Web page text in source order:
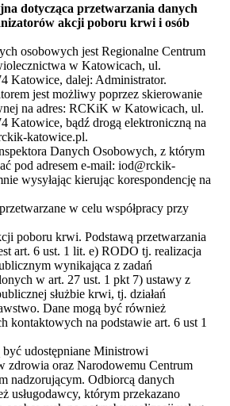
dotycząca przetwarzania danych
akcji poboru krwi i osób
osobowych jest Regionalne Centrum
w Katowicach, ul.
Katowice, dalej: Administrator.
jest możliwy poprzez skierowanie
na adres: RCKiK w Katowicach, ul.
Katowice, bądź drogą elektroniczną na
katowice.pl.
Danych Osobowych, z którym
pod adresem e-mail: iod@rckik-
wysyłając kierując korespondencję na
w celu współpracy przy
poboru krwi. Podstawą przetwarzania
art. 6 ust. 1 lit. e) RODO tj. realizacja
wynikająca z zadań
w art. 27 ust. 1 pkt 7) ustawy z
służbie krwi, tj. działań
Dane mogą być również
kontaktowych na podstawie art. 6 ust 1
udostępniane Ministrowi
zdrowia oraz Narodowemu Centrum
nadzorującym. Odbiorcą danych
usługodawcy, którym przekazano